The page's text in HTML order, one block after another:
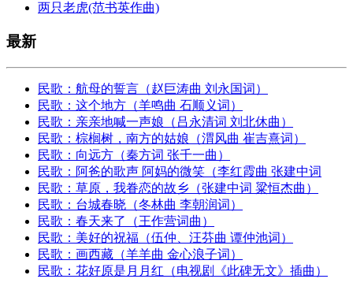
两只老虎(范书英作曲)
最新
民歌：航母的誓言（赵巨涛曲 刘永国词）
民歌：这个地方（羊鸣曲 石顺义词）
民歌：亲亲地喊一声娘（吕永清词 刘北休曲）
民歌：棕榈树，南方的姑娘（渭风曲 崔吉熹词）
民歌：向远方（秦方词 张千一曲）
民歌：阿爸的歌声 阿妈的微笑（李红霞曲 张建中词
民歌：草原，我眷恋的故乡（张建中词 粱恒杰曲）
民歌：台城春晓（冬林曲 李朝润词）
民歌：春天来了（王作营词曲）
民歌：美好的祝福（伍仲、汪芬曲 谭仲池词）
民歌：画西藏（羊羊曲 金心浪子词）
民歌：花好原是月月红（电视剧《此碑无文》插曲）